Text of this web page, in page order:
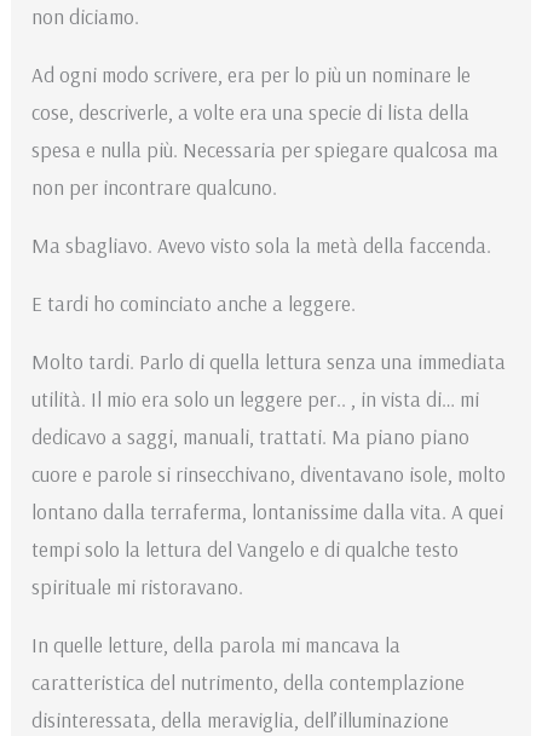
non diciamo.
Ad ogni modo scrivere, era per lo più un nominare le
cose, descriverle, a volte era una specie di lista della
spesa e nulla più. Necessaria per spiegare qualcosa ma
non per incontrare qualcuno.
Ma sbagliavo. Avevo visto sola la metà della faccenda.
E tardi ho cominciato anche a leggere.
Molto tardi. Parlo di quella lettura senza una immediata
utilità. Il mio era solo un leggere per.. , in vista di… mi
dedicavo a saggi, manuali, trattati. Ma piano piano
cuore e parole si rinsecchivano, diventavano isole, molto
lontano dalla terraferma, lontanissime dalla vita. A quei
tempi solo la lettura del Vangelo e di qualche testo
spirituale mi ristoravano.
In quelle letture, della parola mi mancava la
caratteristica del nutrimento, della contemplazione
disinteressata, della meraviglia, dell’illuminazione